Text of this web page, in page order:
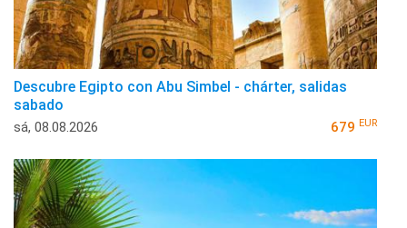
Descubre Egipto con Abu Simbel - chárter, salidas
sabado
sá, 08.08.2026 679 EUR